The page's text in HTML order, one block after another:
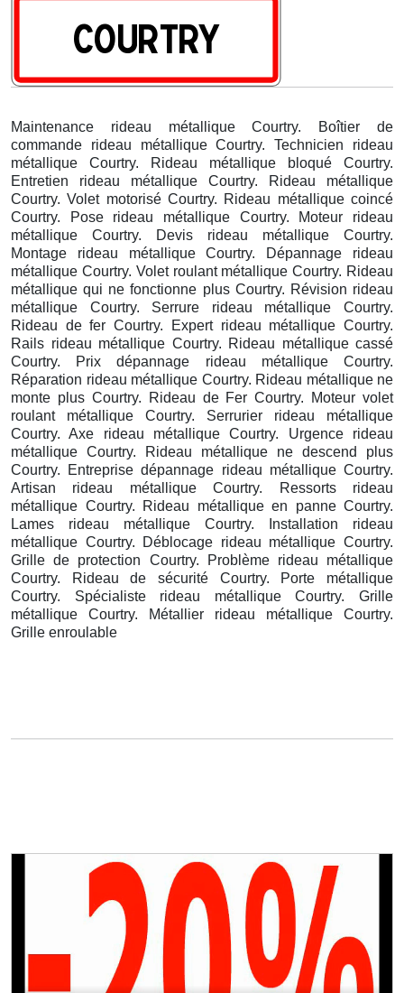
Maintenance rideau métallique Courtry. Boîtier de
commande rideau métallique Courtry. Technicien rideau
métallique Courtry. Rideau métallique bloqué Courtry.
Entretien rideau métallique Courtry. Rideau métallique
Courtry. Volet motorisé Courtry. Rideau métallique coincé
Courtry. Pose rideau métallique Courtry. Moteur rideau
métallique Courtry. Devis rideau métallique Courtry.
Montage rideau métallique Courtry. Dépannage rideau
métallique Courtry. Volet roulant métallique Courtry. Rideau
métallique qui ne fonctionne plus Courtry. Révision rideau
métallique Courtry. Serrure rideau métallique Courtry.
Rideau de fer Courtry. Expert rideau métallique Courtry.
Rails rideau métallique Courtry. Rideau métallique cassé
Courtry. Prix dépannage rideau métallique Courtry.
Réparation rideau métallique Courtry. Rideau métallique ne
monte plus Courtry. Rideau de Fer Courtry. Moteur volet
roulant métallique Courtry. Serrurier rideau métallique
Courtry. Axe rideau métallique Courtry. Urgence rideau
métallique Courtry. Rideau métallique ne descend plus
Courtry. Entreprise dépannage rideau métallique Courtry.
Artisan rideau métallique Courtry. Ressorts rideau
métallique Courtry. Rideau métallique en panne Courtry.
Lames rideau métallique Courtry. Installation rideau
métallique Courtry. Déblocage rideau métallique Courtry.
Grille de protection Courtry. Problème rideau métallique
Courtry. Rideau de sécurité Courtry. Porte métallique
Courtry. Spécialiste rideau métallique Courtry. Grille
métallique Courtry. Métallier rideau métallique Courtry.
Grille enroulable